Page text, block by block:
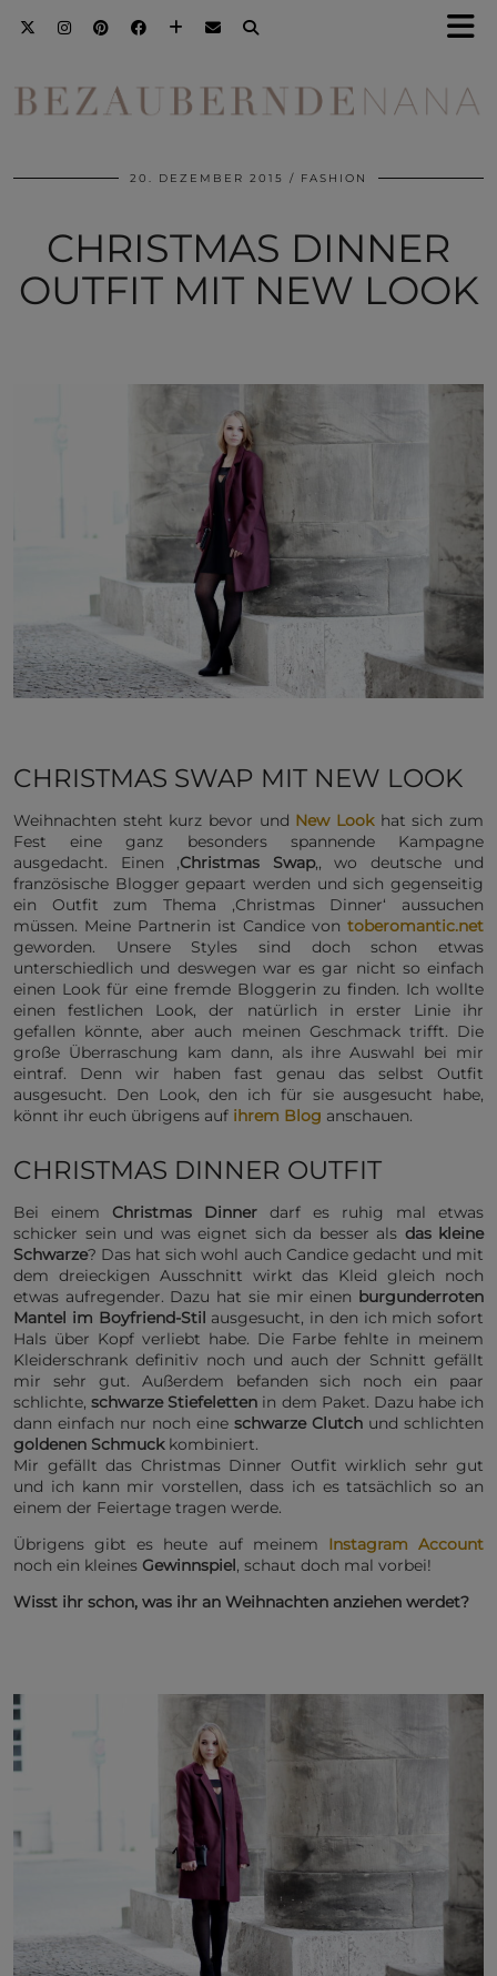
20. DEZEMBER 2015 FASHION
CHRISTMAS DINNER
OUTFIT MIT NEW LOOK
CHRISTMAS SWAP MIT NEW LOOK
Weihnachten steht kurz bevor und New Lookhat sich zum
Fest eine ganz besonders spannende Kampagne
ausgedacht. Einen ‚Christmas Swap‚, wo deutsche und
französische Blogger gepaart werden und sich gegenseitig
ein Outfit zum Thema ‚Christmas Dinner‘ aussuchen
müssen. Meine Partnerin ist Candice von toberomantic.net
geworden. Unsere Styles sind doch schon etwas
unterschiedlich und deswegen war es gar nicht so einfach
einen Look für eine fremde Bloggerin zu finden. Ich wollte
einen festlichen Look, der natürlich in erster Linie ihr
gefallen könnte, aber auch meinen Geschmack trifft. Die
große Überraschung kam dann, als ihre Auswahl bei mir
eintraf. Denn wir haben fast genau das selbst Outfit
ausgesucht. Den Look, den ich für sie ausgesucht habe,
könnt ihr euch übrigens auf ihrem Blog anschauen.
CHRISTMAS DINNER OUTFIT
Bei einem Christmas Dinner darf es ruhig mal etwas
schicker sein und was eignet sich da besser als das kleine
Schwarze? Das hat sich wohl auch Candice gedacht und mit
dem dreieckigen Ausschnitt wirkt das Kleid gleich noch
etwas aufregender. Dazu hat sie mir einen burgunderroten
Mantel im Boyfriend-Stil ausgesucht, in den ich mich sofort
Hals über Kopf verliebt habe. Die Farbe fehlte in meinem
Kleiderschrank definitiv noch und auch der Schnitt gefällt
mir sehr gut. Außerdem befanden sich noch ein paar
schlichte,schwarze Stiefeletten in dem Paket. Dazu habe ich
dann einfach nur noch eine schwarze Clutch und schlichten
goldenen Schmuckkombiniert.
Mir gefällt das Christmas Dinner Outfit wirklich sehr gut
und ich kann mir vorstellen, dass ich es tatsächlich so an
einem der Feiertage tragen werde.
Übrigens gibt es heute auf meinem Instagram Account
noch ein kleines Gewinnspiel, schaut doch mal vorbei!
Wisst ihr schon, was ihr an Weihnachten anziehen werdet?